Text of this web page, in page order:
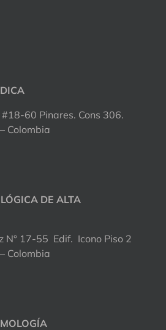
60 Pinares. Cons 306.
Colombia
DE ALTA
N° 17-55 Edif. Icono Piso 2
Colombia